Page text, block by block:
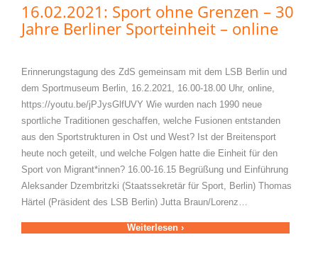
16.02.2021: Sport ohne Grenzen – 30
Jahre Berliner Sporteinheit – online
Erinnerungstagung des ZdS gemeinsam mit dem LSB Berlin und
dem Sportmuseum Berlin, 16.2.2021, 16.00-18.00 Uhr, online,
https://youtu.be/jPJysGlfUVY Wie wurden nach 1990 neue
sportliche Traditionen geschaffen, welche Fusionen entstanden
aus den Sportstrukturen in Ost und West? Ist der Breitensport
heute noch geteilt, und welche Folgen hatte die Einheit für den
Sport von Migrant*innen? 16.00-16.15 Begrüßung und Einführung
Aleksander Dzembritzki (Staatssekretär für Sport, Berlin) Thomas
Härtel (Präsident des LSB Berlin) Jutta Braun/Lorenz…
Weiterlesen ›